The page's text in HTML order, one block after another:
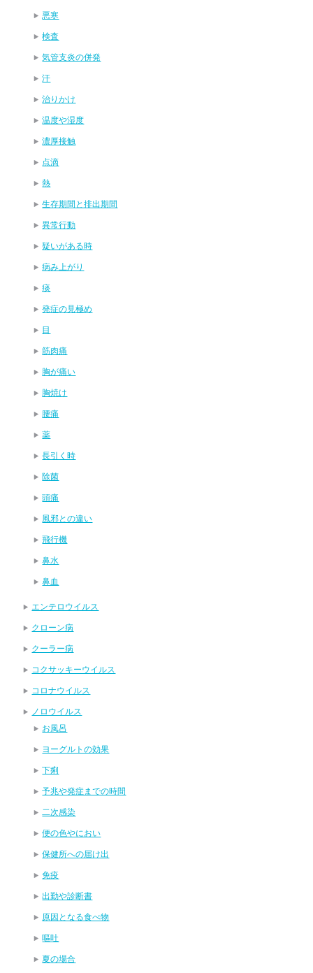
悪寒
検査
気管支炎の併発
汗
治りかけ
温度や湿度
濃厚接触
点滴
熱
生存期間と排出期間
異常行動
疑いがある時
病み上がり
痰
発症の見極め
目
筋肉痛
胸が痛い
胸焼け
腰痛
薬
長引く時
除菌
頭痛
風邪との違い
飛行機
鼻水
鼻血
エンテロウイルス
クローン病
クーラー病
コクサッキーウイルス
コロナウイルス
ノロウイルス
お風呂
ヨーグルトの効果
下痢
予兆や発症までの時間
二次感染
便の色やにおい
保健所への届け出
免疫
出勤や診断書
原因となる食べ物
嘔吐
夏の場合